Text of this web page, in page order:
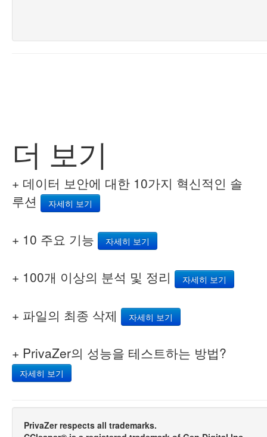
더 보기
+ 데이터 보안에 대한 10가지 혁신적인 솔
루션
자세히 보기
+ 10 주요 기능 자세히 보기
+ 100개 이상의 분석 및 정리 자세히 보기
+ 파일의 최종 삭제 자세히 보기
+ PrivaZer의 성능을 테스트하는 방법?
자세히 보기
PrivaZer respects all trademarks.